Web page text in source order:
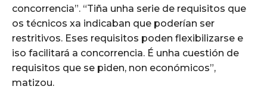
concorrencia”. “Tiña unha serie de requisitos que
os técnicos xa indicaban que poderían ser
restritivos. Eses requisitos poden flexibilizarse e
iso facilitará a concorrencia. É unha cuestión de
requisitos que se piden, non económicos”,
matizou.